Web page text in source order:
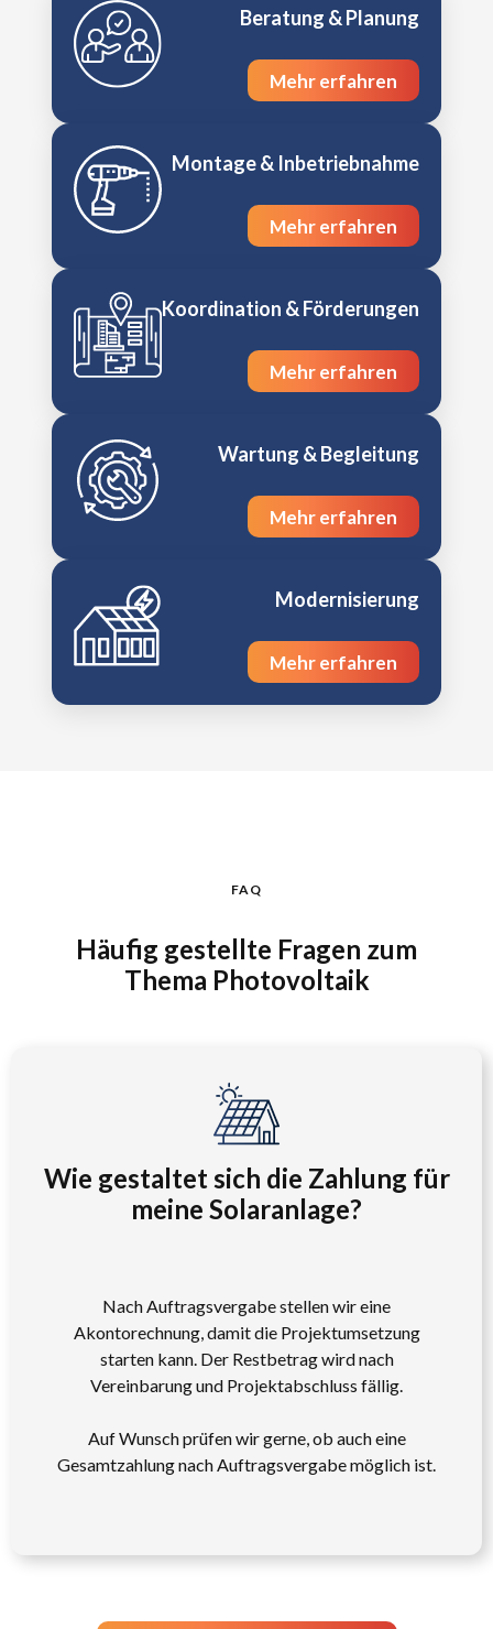
Beratung & Planung
Mehr erfahren
Montage & Inbetriebnahme
Mehr erfahren
Koordination & Förderungen
Mehr erfahren
Wartung & Begleitung
Mehr erfahren
Modernisierung
Mehr erfahren
FAQ
Häufig gestellte Fragen zum
Thema Photovoltaik
Wie gestaltet sich die Zahlung für
meine Solaranlage?
Nach Auftragsvergabe stellen wir eine
Akontorechnung, damit die Projektumsetzung
starten kann. Der Restbetrag wird nach
Vereinbarung und Projektabschluss fällig.
Auf Wunsch prüfen wir gerne, ob auch eine
Gesamtzahlung nach Auftragsvergabe möglich ist.